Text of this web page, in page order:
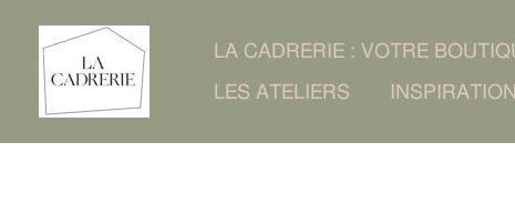
Aller
contenu
LA CADRERIE : VOTRE
LES ATELIERS